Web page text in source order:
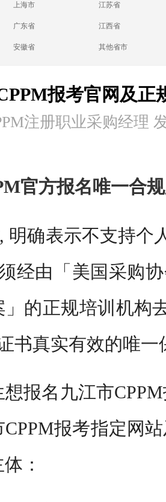
上海市 江苏省
广东省 江西省
安徽省 其他省市
报考官网及正
注册职业采购经理
官方报名唯一合
明确表示不支持个
经由「美国采购
」的正规培训机构
书真实有效的唯一
想报名九江市
报考指定网
：